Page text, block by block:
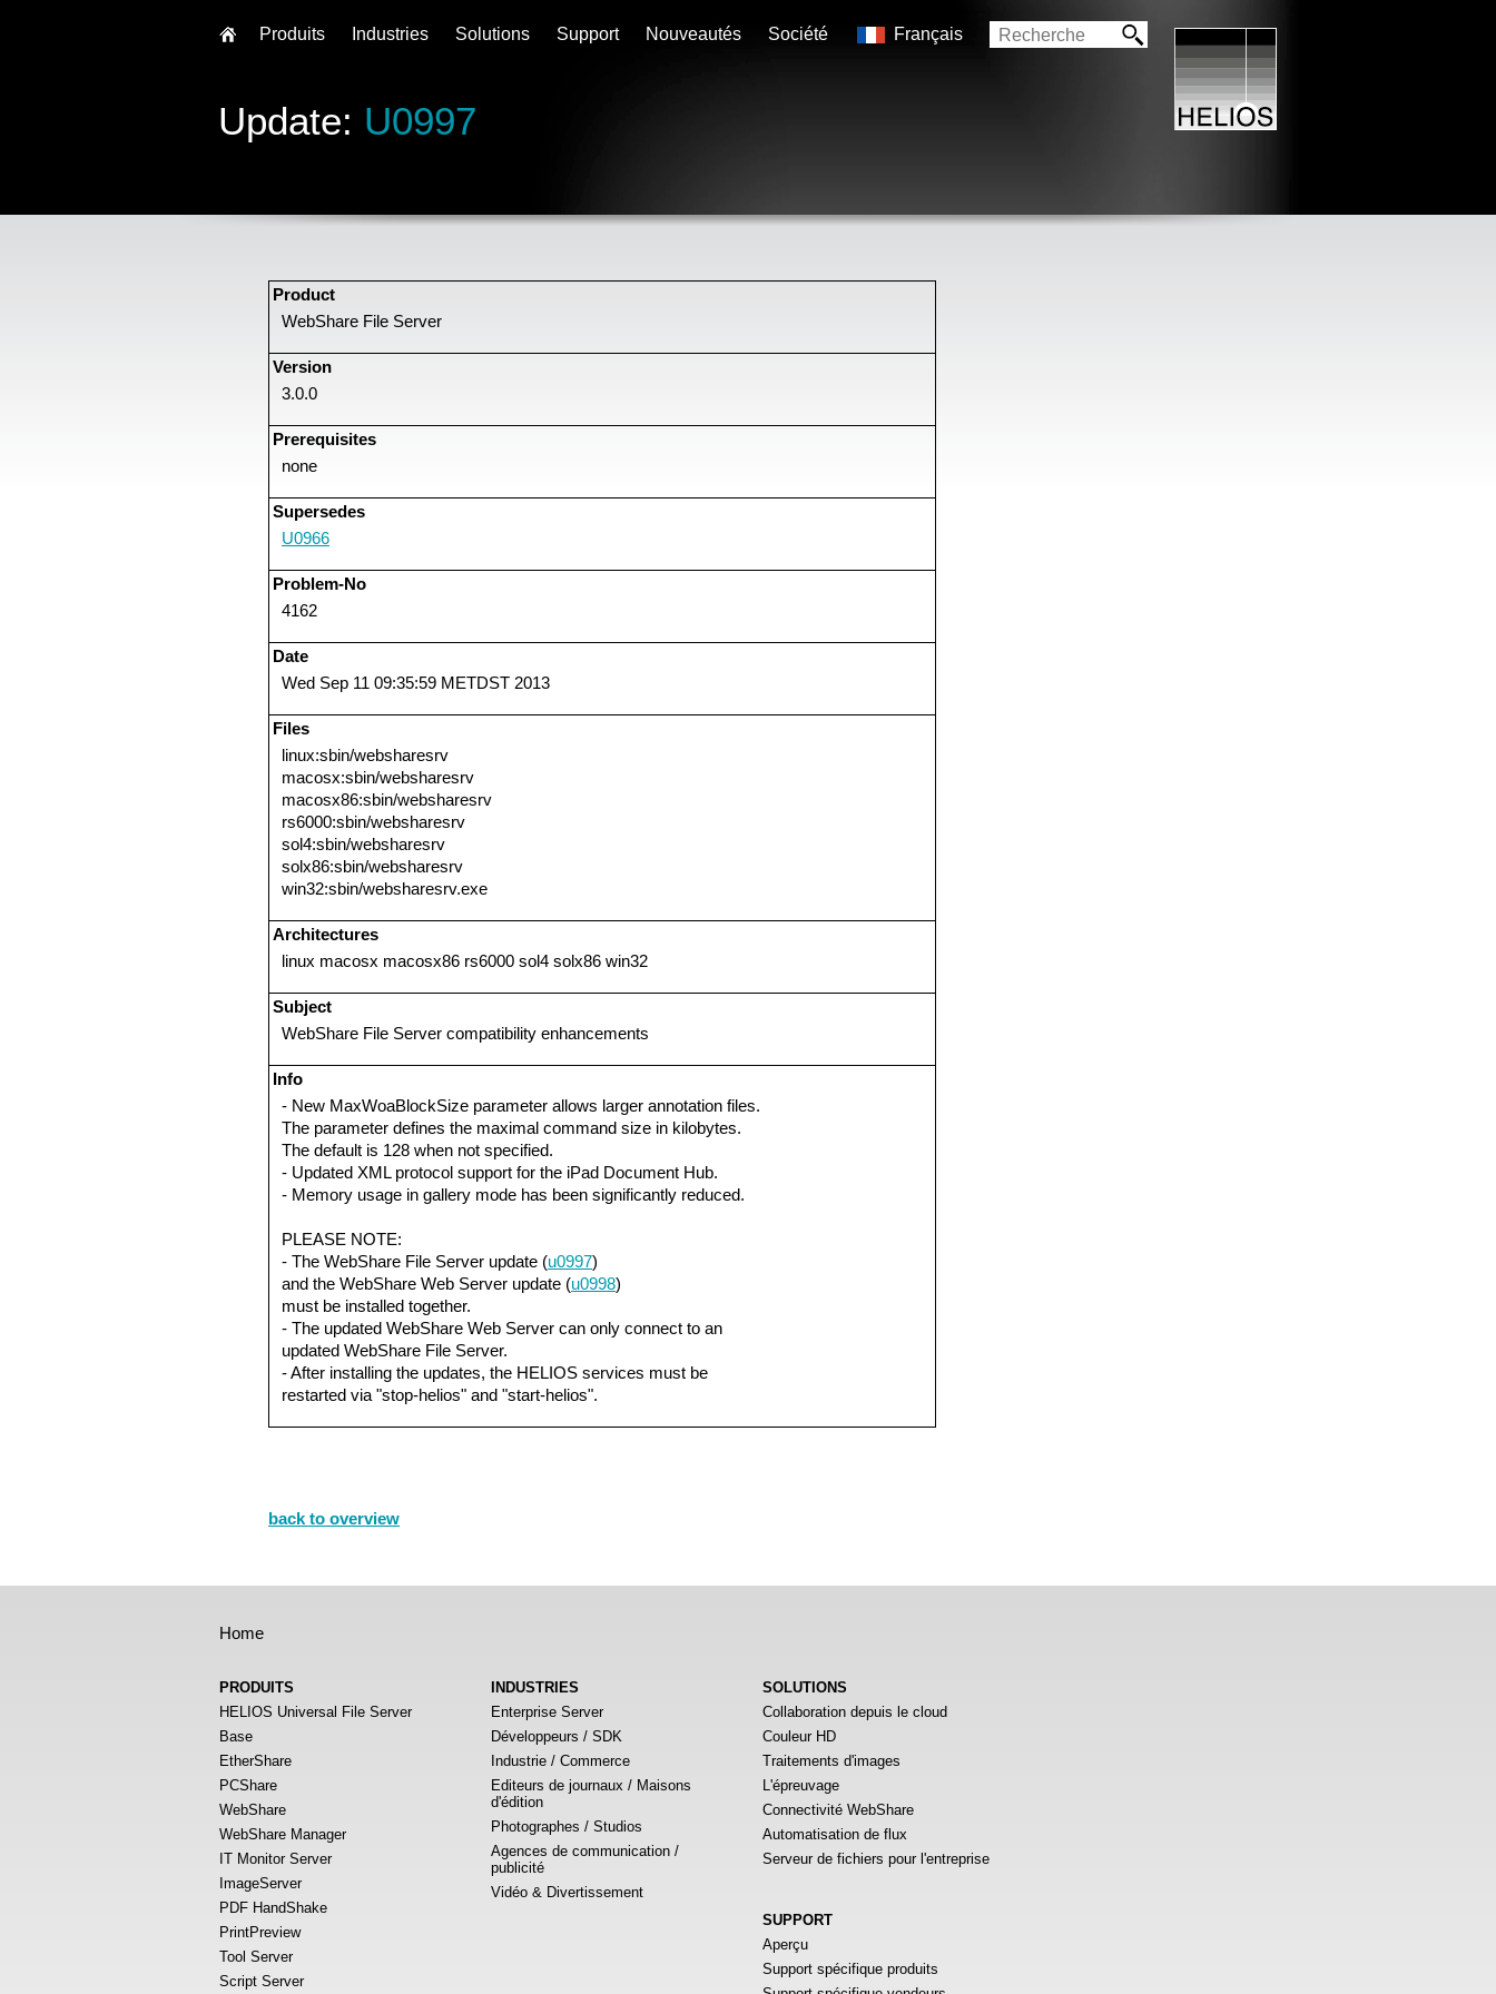
Update: U0997
Product
WebShare File Server
Version
3.0.0
Prerequisites
none
Supersedes
U0966
Problem-No
4162
Date
Wed Sep 11 09:35:59 METDST 2013
Files
linux:sbin/websharesrv
macosx:sbin/websharesrv
macosx86:sbin/websharesrv
rs6000:sbin/websharesrv
sol4:sbin/websharesrv
solx86:sbin/websharesrv
win32:sbin/websharesrv.exe
Architectures
linux macosx macosx86 rs6000 sol4 solx86 win32
Subject
WebShare File Server compatibility enhancements
Info
- New MaxWoaBlockSize parameter allows larger annotation files.
The parameter defines the maximal command size in kilobytes.
The default is 128 when not specified.
- Updated XML protocol support for the iPad Document Hub.
- Memory usage in gallery mode has been significantly reduced.
PLEASE NOTE:
- The WebShare File Server update (u0997)
and the WebShare Web Server update (u0998)
must be installed together.
- The updated WebShare Web Server can only connect to an
updated WebShare File Server.
- After installing the updates, the HELIOS services must be
restarted via "stop-helios" and "start-helios".
back to overview
Home
PRODUITS
HELIOS Universal File Server
Base
EtherShare
PCShare
WebShare
WebShare Manager
IT Monitor Server
ImageServer
PDF HandShake
PrintPreview
Tool Server
Script Server
INDUSTRIES
Enterprise Server
Développeurs / SDK
Industrie / Commerce
Editeurs de journaux / Maisons
d'édition
Photographes / Studios
Agences de communication /
publicité
Vidéo & Divertissement
SOLUTIONS
Collaboration depuis le cloud
Couleur HD
Traitements d'images
L'épreuvage
Connectivité WebShare
Automatisation de flux
Serveur de fichiers pour l'entreprise
SUPPORT
Aperçu
Support spécifique produits
Produits Industries Solutions Support Nouveautés Société Français